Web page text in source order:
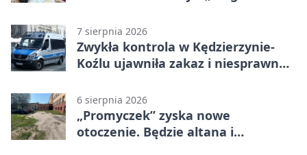
7 sierpnia 2026
Zwykła kontrola w Kędzierzynie-
Koźlu ujawniła zakaz i niesprawne
6 sierpnia 2026
„Promyczek” zyska nowe
otoczenie. Będzie altana i